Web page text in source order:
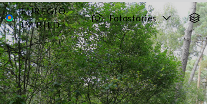
EUREGIO
IM BILD
Fotostories
Archiv 9699